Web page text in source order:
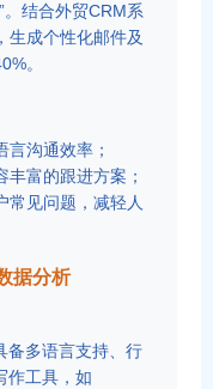
。结合外贸CRM系
生成个性化邮件及
。
沟通效率；
富的跟进方案；
常见问题，减轻人
据分析
备多语言支持、行
作工具，如